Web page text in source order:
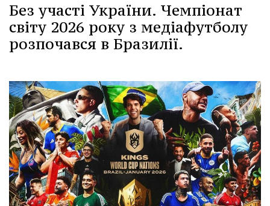
Без участі України. Чемпіонат
світу 2026 року з медіафутболу
розпочався в Бразилії.